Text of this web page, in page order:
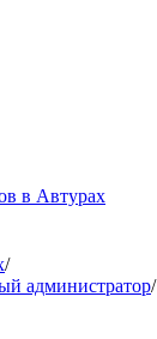
в Автурах
/
администратор/